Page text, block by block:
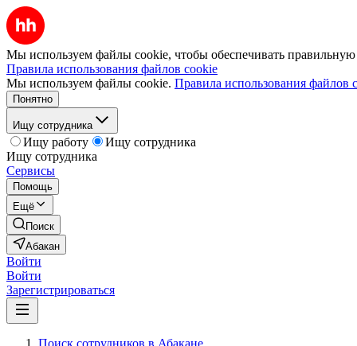
Мы используем файлы cookie, чтобы обеспечивать правильную
Правила использования файлов cookie
Мы используем файлы cookie. Правила использования файлов
Понятно
Ищу сотрудника
Ищу работу
Ищу сотрудника
Ищу сотрудника
Сервисы
Помощь
Ещё
Поиск
Абакан
Войти
Войти
Зарегистрироваться
Поиск сотрудников в Абакане